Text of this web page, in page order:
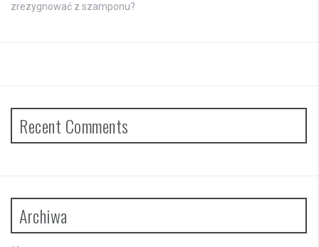
zrezygnować z szamponu?
Recent Comments
Archiwa